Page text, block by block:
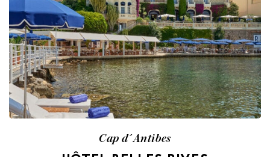
Cap d´Antibes